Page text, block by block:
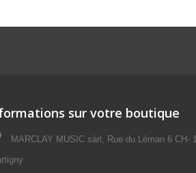
sur votre boutique
MARCLAY MUSIC sàrl, Rue du Léman 6 CH-